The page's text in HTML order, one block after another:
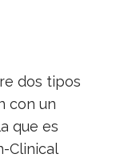
dos tipos
con un
que es
Clinical